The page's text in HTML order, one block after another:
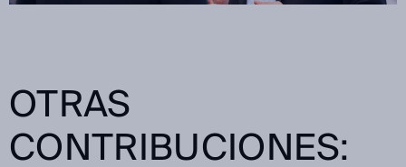
OTRAS
CONTRIBUCIONES: